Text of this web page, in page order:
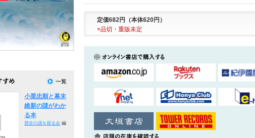
定価682円（本体620円）
×品切・重版未定
小栗忠順と幕末
維新の謎がわか
る本
歴史の謎を探る会 編